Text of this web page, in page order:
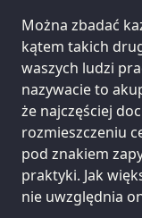
Można zbadać
kątem takich
waszych ludzi
nazywacie to
że najczęściej
rozmieszczeniu
pod znakiem
praktyki. Jak
nie uwzględnia